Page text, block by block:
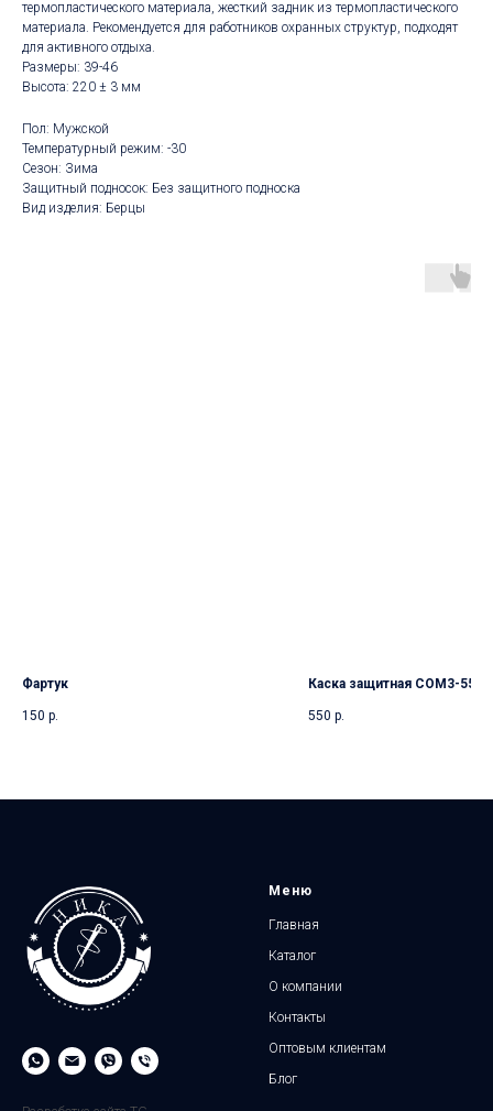
термопластического материала, жесткий задник из термопластического
материала. Рекомендуется для работников охранных структур, подходят
для активного отдыха.
Размеры: 39-46
Высота: 220 ± 3 мм
Пол: Мужской
Температурный режим: -30
Сезон: Зима
Защитный подносок: Без защитного подноска
Вид изделия: Берцы
Фартук
150 р.
Каска защитная СОМ3-55
550 р.
Меню
Главная
Каталог
О компании
Контакты
Оптовым клиентам
Блог